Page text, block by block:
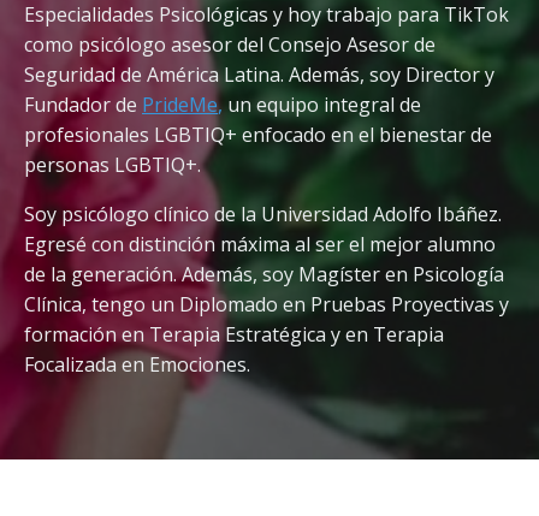
Especialidades Psicológicas y hoy trabajo para TikTok
como psicólogo asesor del Consejo Asesor de
Seguridad de América Latina. Además, soy Director y
Fundador de PrideMe, un equipo integral de
profesionales LGBTIQ+ enfocado en el bienestar de
personas LGBTIQ+.
Soy psicólogo clínico de la Universidad Adolfo Ibáñez.
Egresé con distinción máxima al ser el mejor alumno
de la generación. Además, soy Magíster en Psicología
Clínica, tengo un Diplomado en Pruebas Proyectivas y
formación en Terapia Estratégica y en Terapia
Focalizada en Emociones.